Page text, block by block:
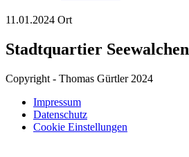
11.01.2024 Ort
Stadtquartier Seewalchen
Copyright - Thomas Gürtler 2024
Impressum
Datenschutz
Cookie Einstellungen